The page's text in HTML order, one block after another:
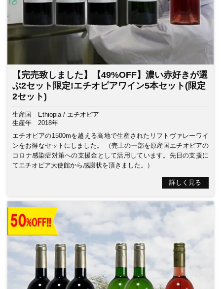
【完売致しました】【49%OFF】濃い赤好きが選
ぶ2セット限定!エチオピアワイン5本セット(限定
2セット)
生産国
Ethiopia / エチオピア
生産年
2018年
エチオピアの1500mを越える高地で生産されたリフトヴァレーワイ
ンをお得なセットにしました。 （売上の一部を原産国エチオピアの
コロナ感染症対策への支援金として活用しています。先日の支援に
てエチオピア大使館から感謝状を頂きました。）
詳しく見る